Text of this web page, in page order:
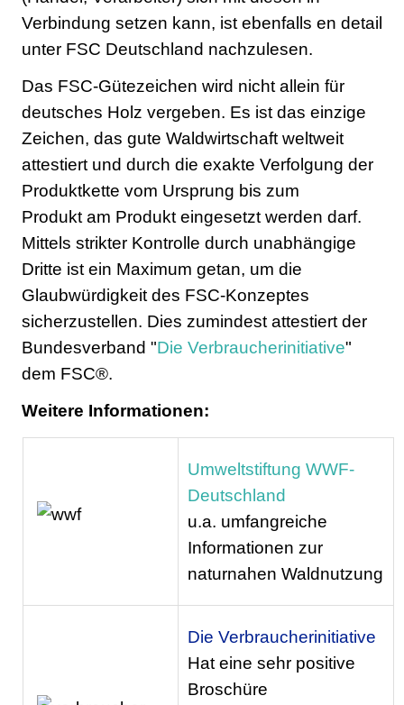
Verbindung setzen kann, ist ebenfalls en detail
unter FSC Deutschland nachzulesen.
Das FSC-Gütezeichen wird nicht allein für
deutsches Holz vergeben. Es ist das einzige
Zeichen, das gute Waldwirtschaft weltweit
attestiert und durch die exakte Verfolgung der
Produktkette vom Ursprung bis zum
Produkt am Produkt eingesetzt werden darf.
Mittels strikter Kontrolle durch unabhängige
Dritte ist ein Maximum getan, um die
Glaubwürdigkeit des FSC-Konzeptes
sicherzustellen. Dies zumindest attestiert der
Bundesverband "Die Verbraucherinitiative"
dem FSC®.
Weitere Informationen:
Umweltstiftung WWF-
Deutschland
u.a. umfangreiche
Informationen zur
naturnahen Waldnutzung
Die Verbraucherinitiative
Hat eine sehr positive
Broschüre